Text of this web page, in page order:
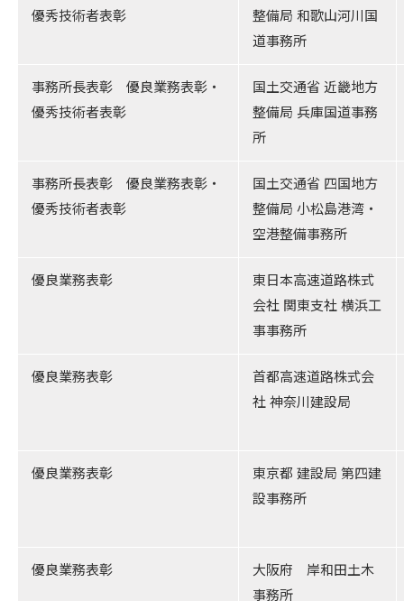
優秀技術者表彰
整備局 和歌山河川国
道事務所
事務所長表彰 優良業務表彰・
優秀技術者表彰
国土交通省 近畿地方
整備局 兵庫国道事務
所
事務所長表彰 優良業務表彰・
優秀技術者表彰
国土交通省 四国地方
整備局 小松島港湾・
空港整備事務所
優良業務表彰
東日本高速道路株式
会社 関東支社 横浜工
事事務所
優良業務表彰
首都高速道路株式会
社 神奈川建設局
優良業務表彰
東京都 建設局 第四建
設事務所
優良業務表彰
大阪府 岸和田土木
事務所